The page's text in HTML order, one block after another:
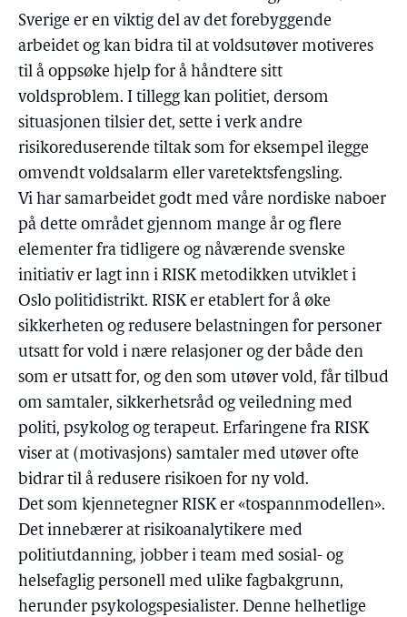
Sverige er en viktig del av det forebyggende
arbeidet og kan bidra til at voldsutøver motiveres
til å oppsøke hjelp for å håndtere sitt
voldsproblem. I tillegg kan politiet, dersom
situasjonen tilsier det, sette i verk andre
risikoreduserende tiltak som for eksempel ilegge
omvendt voldsalarm eller varetektsfengsling.
Vi har samarbeidet godt med våre nordiske naboer
på dette området gjennom mange år og flere
elementer fra tidligere og nåværende svenske
initiativ er lagt inn i RISK metodikken utviklet i
Oslo politidistrikt. RISK er etablert for å øke
sikkerheten og redusere belastningen for personer
utsatt for vold i nære relasjoner og der både den
som er utsatt for, og den som utøver vold, får tilbud
om samtaler, sikkerhetsråd og veiledning med
politi, psykolog og terapeut. Erfaringene fra RISK
viser at (motivasjons) samtaler med utøver ofte
bidrar til å redusere risikoen for ny vold.
Det som kjennetegner RISK er «tospannmodellen».
Det innebærer at risikoanalytikere med
politiutdanning, jobber i team med sosial- og
helsefaglig personell med ulike fagbakgrunn,
herunder psykologspesialister. Denne helhetlige